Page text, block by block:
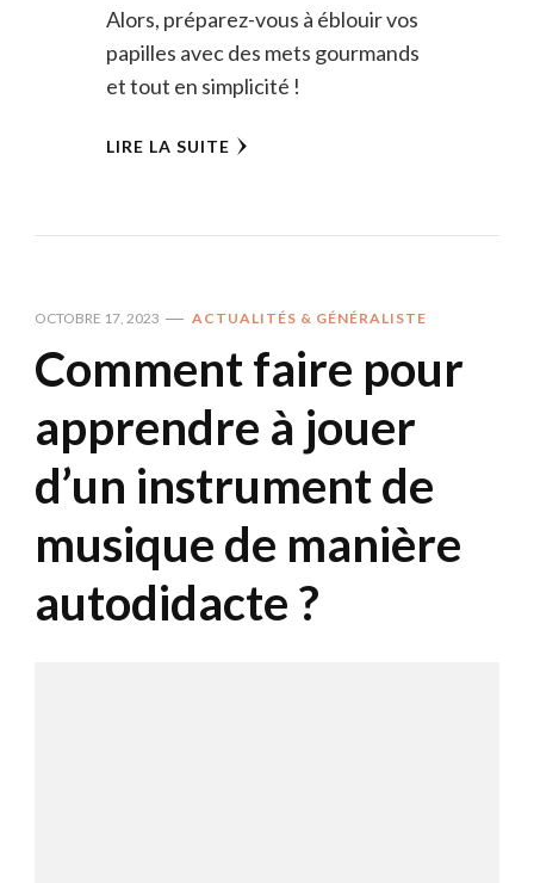
Alors, préparez-vous à éblouir vos
papilles avec des mets gourmands
et tout en simplicité !
LIRE LA SUITE
OCTOBRE 17, 2023 ACTUALITÉS & GÉNÉRALISTE
Comment faire pour
apprendre à jouer
d’un instrument de
musique de manière
autodidacte ?